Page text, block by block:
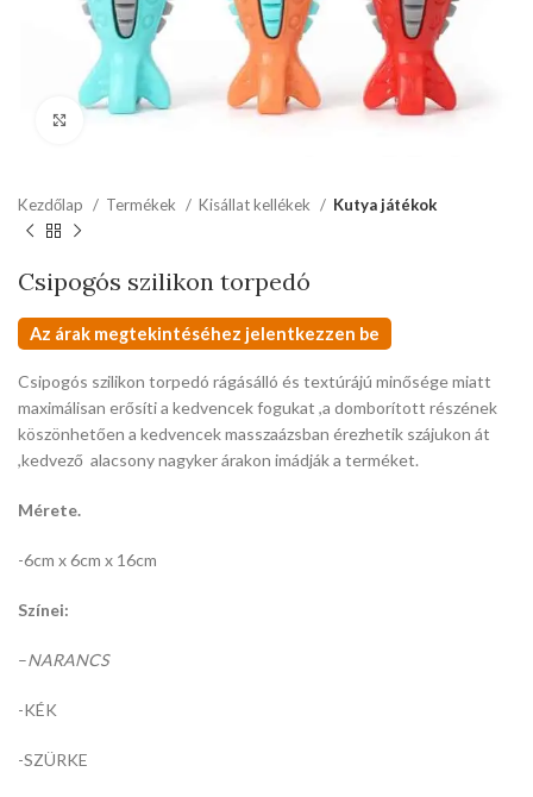
kattints a kinagyításhoz
Kezdőlap Termékek Kisállat kellékek Kutya játékok
Csipogós szilikon torpedó
Az árak megtekintéséhez jelentkezzen be
Csipogós szilikon torpedó rágásálló és textúrájú minősége miatt
maximálisan erősíti a kedvencek fogukat ,a domborított részének
köszönhetően a kedvencek masszaázsban érezhetik szájukon át
,kedvező alacsony nagyker árakon imádják a terméket.
Mérete.
-6cm x 6cm x 16cm
Színei:
–NARANCS
-KÉK
-SZÜRKE